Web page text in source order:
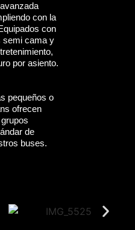
con la
con
semi cama y
por asiento.
pequeños o
ofrecen
de
buses.